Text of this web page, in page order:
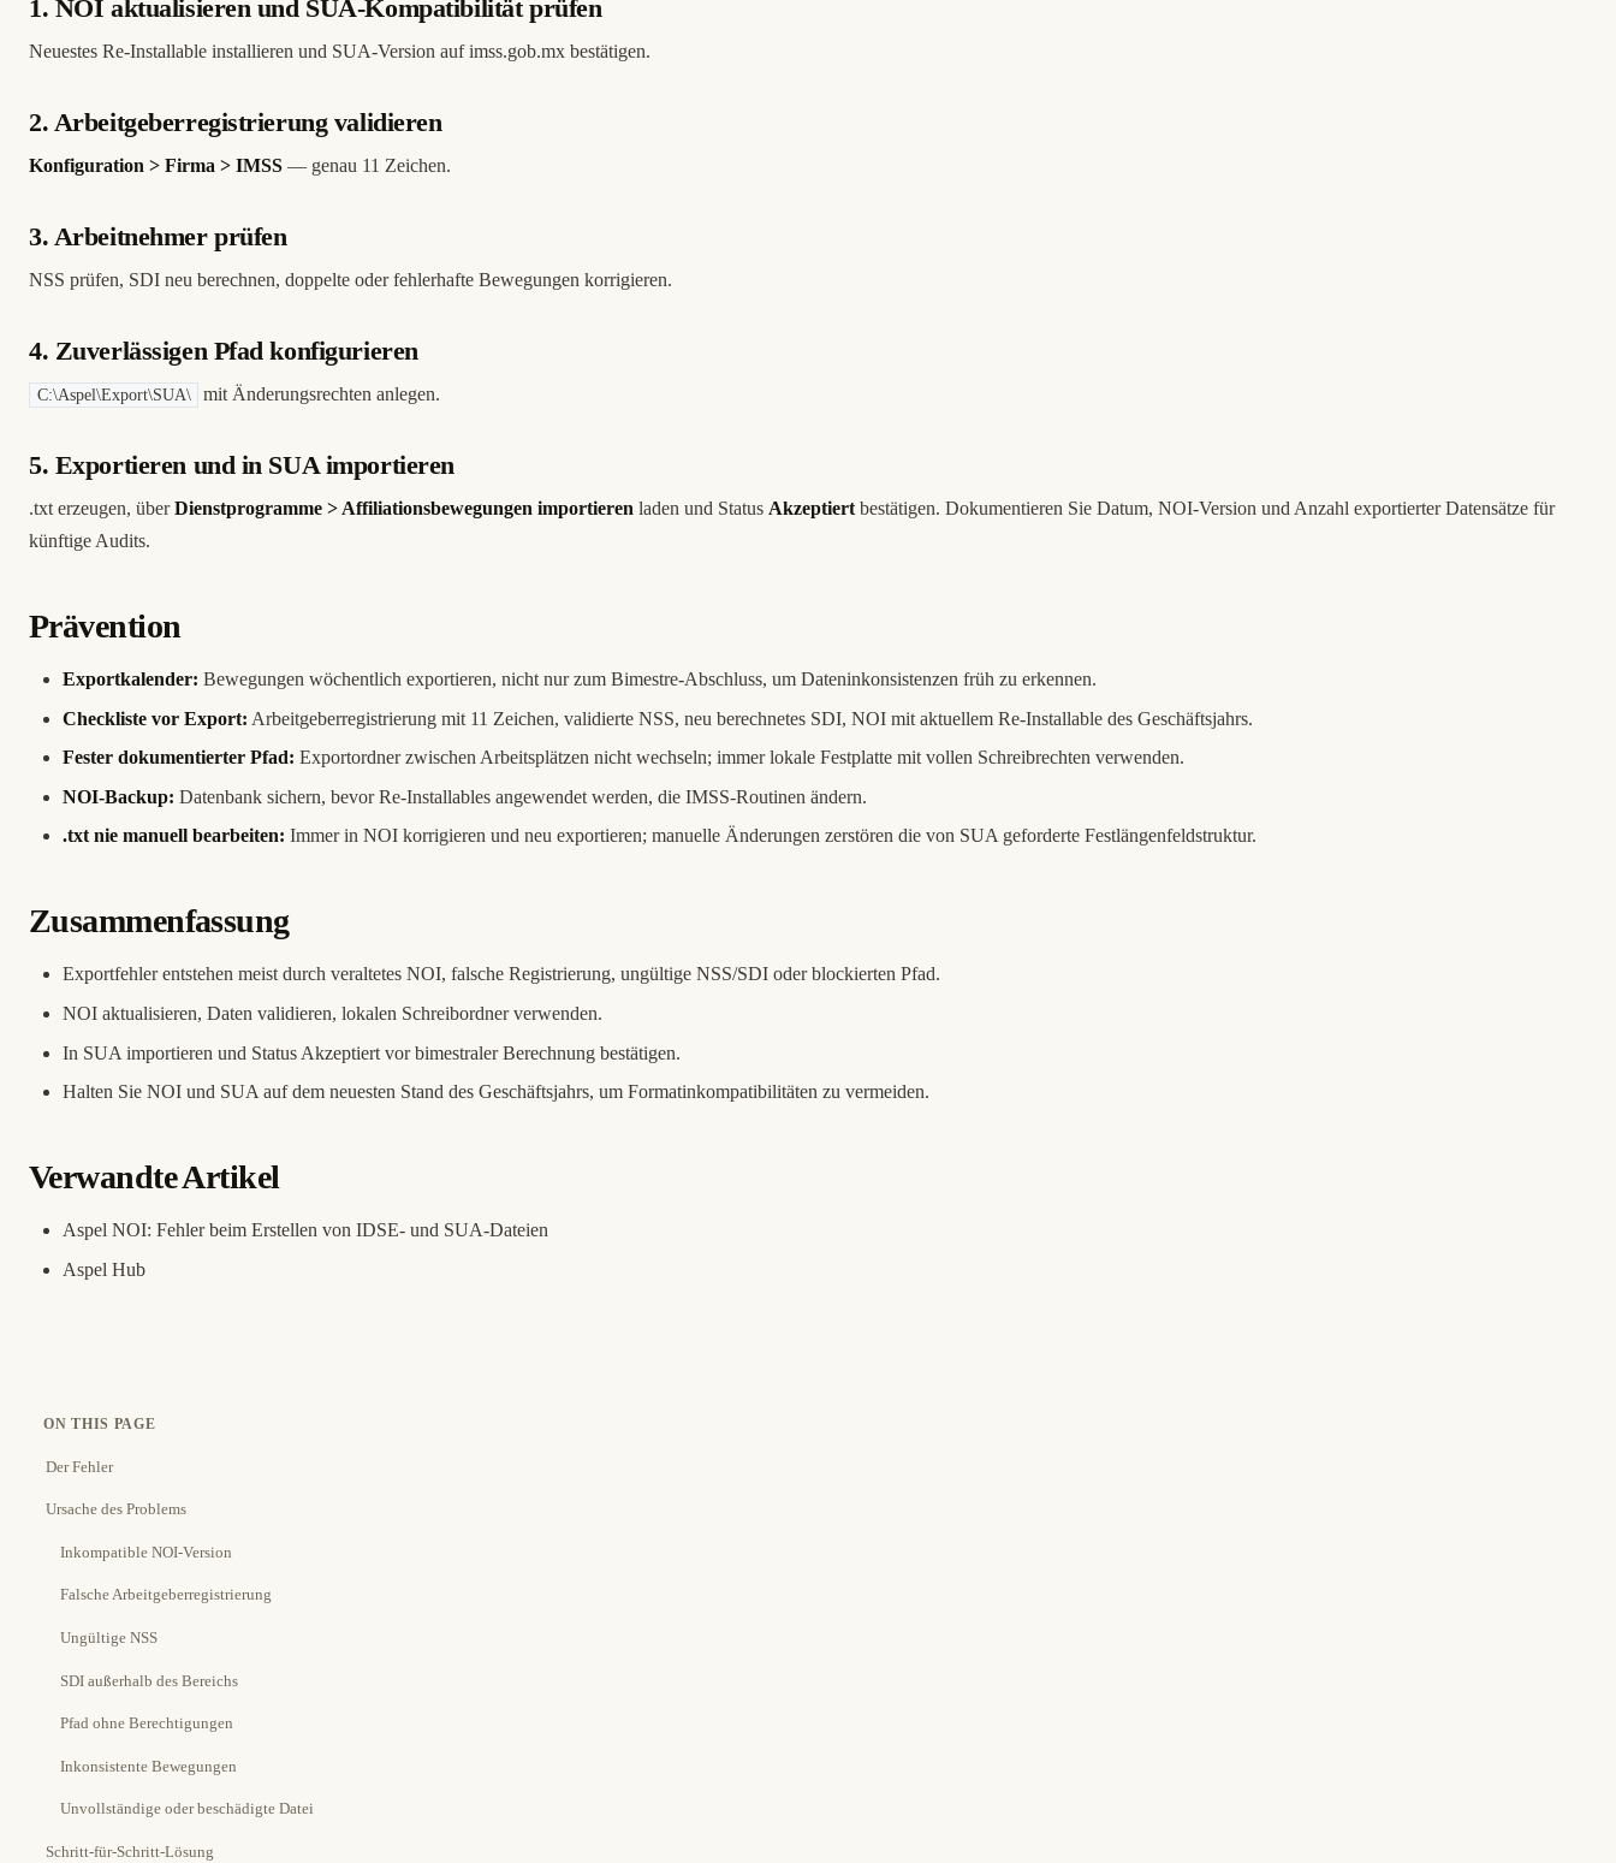
1. NOI aktualisieren und SUA-Kompatibilität prüfen
Neuestes Re-Installable installieren und SUA-Version auf imss.gob.mx bestätigen.
2. Arbeitgeberregistrierung validieren
Konfiguration > Firma > IMSS — genau 11 Zeichen.
3. Arbeitnehmer prüfen
NSS prüfen, SDI neu berechnen, doppelte oder fehlerhafte Bewegungen korrigieren.
4. Zuverlässigen Pfad konfigurieren
C:\Aspel\Export\SUA\ mit Änderungsrechten anlegen.
5. Exportieren und in SUA importieren
.txt erzeugen, überDienstprogramme > Affiliationsbewegungen importieren laden und Status Akzeptiert bestätigen. Dokumentieren Sie Datum, NOI-Version und Anzahl exportierter Datensätze für
künftige Audits.
Prävention
Exportkalender: Bewegungen wöchentlich exportieren, nicht nur zum Bimestre-Abschluss, um Dateninkonsistenzen früh zu erkennen.
Checkliste vor Export: Arbeitgeberregistrierung mit 11 Zeichen, validierte NSS, neu berechnetes SDI, NOI mit aktuellem Re-Installable des Geschäftsjahrs.
Fester dokumentierter Pfad: Exportordner zwischen Arbeitsplätzen nicht wechseln; immer lokale Festplatte mit vollen Schreibrechten verwenden.
NOI-Backup: Datenbank sichern, bevor Re-Installables angewendet werden, die IMSS-Routinen ändern.
.txt nie manuell bearbeiten: Immer in NOI korrigieren und neu exportieren; manuelle Änderungen zerstören die von SUA geforderte Festlängenfeldstruktur.
Zusammenfassung
Exportfehler entstehen meist durch veraltetes NOI, falsche Registrierung, ungültige NSS/SDI oder blockierten Pfad.
NOI aktualisieren, Daten validieren, lokalen Schreibordner verwenden.
In SUA importieren und Status Akzeptiert vor bimestraler Berechnung bestätigen.
Halten Sie NOI und SUA auf dem neuesten Stand des Geschäftsjahrs, um Formatinkompatibilitäten zu vermeiden.
Verwandte Artikel
Aspel NOI: Fehler beim Erstellen von IDSE- und SUA-Dateien
Aspel Hub
ON THIS PAGE
Der Fehler
Ursache des Problems
Inkompatible NOI-Version
Falsche Arbeitgeberregistrierung
Ungültige NSS
SDI außerhalb des Bereichs
Pfad ohne Berechtigungen
Inkonsistente Bewegungen
Unvollständige oder beschädigte Datei
Schritt-für-Schritt-Lösung